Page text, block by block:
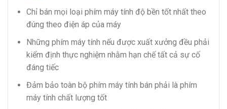
Chỉ bán mọi loại phím máy tính độ bền tốt nhất theo
đúng theo điện áp của máy
Những phím máy tính nếu được xuất xưởng đều phải
kiểm định thực nghiệm nhằm hạn chế tất cả sự cố
đáng tiếc
Đảm bảo toàn bộ phím máy tính bán phải là phím
máy tính chất lượng tốt